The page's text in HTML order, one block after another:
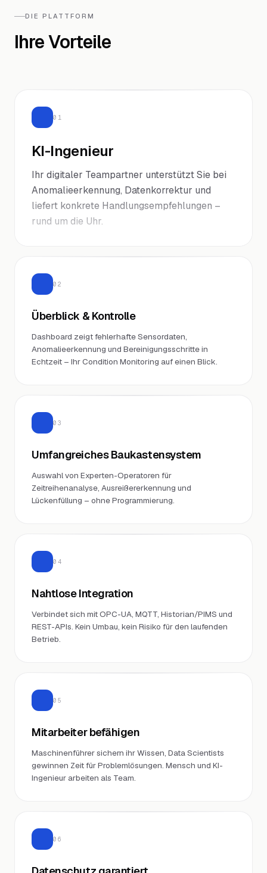
DIE PLATTFORM
Ihre Vorteile
01
KI-Ingenieur
Ihr digitaler Teampartner unterstützt Sie bei
Anomalieerkennung, Datenkorrektur und
liefert konkrete Handlungsempfehlungen –
rund um die Uhr.
02
Überblick & Kontrolle
Dashboard zeigt fehlerhafte Sensordaten,
Anomalieerkennung und Bereinigungsschritte in
Echtzeit – Ihr Condition Monitoring auf einen Blick.
03
Umfangreiches Baukastensystem
Auswahl von Experten-Operatoren für
Zeitreihenanalyse, Ausreißererkennung und
Lückenfüllung – ohne Programmierung.
04
Nahtlose Integration
Verbindet sich mit OPC-UA, MQTT, Historian/PIMS und
REST-APIs. Kein Umbau, kein Risiko für den laufenden
Betrieb.
05
Mitarbeiter befähigen
Maschinenführer sichern ihr Wissen, Data Scientists
gewinnen Zeit für Problemlösungen. Mensch und KI-
Ingenieur arbeiten als Team.
06